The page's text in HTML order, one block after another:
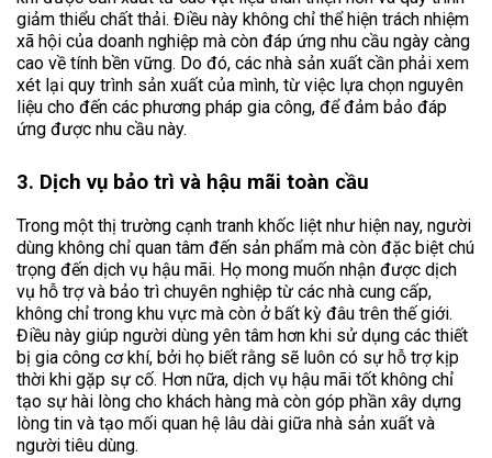
giảm thiểu chất thải. Điều này không chỉ thể hiện trách nhiệm
xã hội của doanh nghiệp mà còn đáp ứng nhu cầu ngày càng
cao về tính bền vững. Do đó, các nhà sản xuất cần phải xem
xét lại quy trình sản xuất của mình, từ việc lựa chọn nguyên
liệu cho đến các phương pháp gia công, để đảm bảo đáp
ứng được nhu cầu này.
3. Dịch vụ bảo trì và hậu mãi toàn cầu
Trong một thị trường cạnh tranh khốc liệt như hiện nay, người
dùng không chỉ quan tâm đến sản phẩm mà còn đặc biệt chú
trọng đến dịch vụ hậu mãi. Họ mong muốn nhận được dịch
vụ hỗ trợ và bảo trì chuyên nghiệp từ các nhà cung cấp,
không chỉ trong khu vực mà còn ở bất kỳ đâu trên thế giới.
Điều này giúp người dùng yên tâm hơn khi sử dụng các thiết
bị gia công cơ khí, bởi họ biết rằng sẽ luôn có sự hỗ trợ kịp
thời khi gặp sự cố. Hơn nữa, dịch vụ hậu mãi tốt không chỉ
tạo sự hài lòng cho khách hàng mà còn góp phần xây dựng
lòng tin và tạo mối quan hệ lâu dài giữa nhà sản xuất và
người tiêu dùng.